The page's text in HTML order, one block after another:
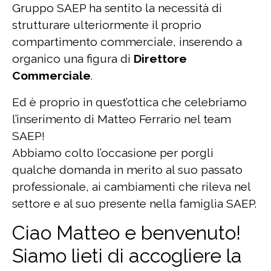
Gruppo SAEP ha sentito la necessità di
strutturare ulteriormente il proprio
compartimento commerciale, inserendo a
organico una figura di Direttore
Commerciale.
Ed è proprio in quest’ottica che celebriamo
l’inserimento di Matteo Ferrario nel team
SAEP!
Abbiamo colto l’occasione per porgli
qualche domanda in merito al suo passato
professionale, ai cambiamenti che rileva nel
settore e al suo presente nella famiglia SAEP.
Ciao Matteo e benvenuto!
Siamo lieti di accogliere la